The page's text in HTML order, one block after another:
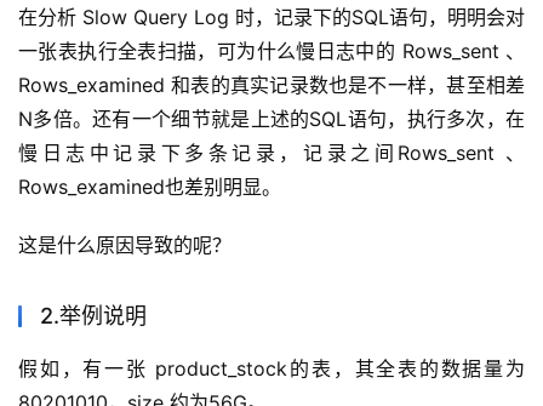
在分析 Slow Query Log 时，记录下的SQL语句，明明会对
一张表执行全表扫描，可为什么慢日志中的 Rows_sent 、
Rows_examined 和表的真实记录数也是不一样，甚至相差
N多倍。还有一个细节就是上述的SQL语句，执行多次，在
慢日志中记录下多条记录，记录之间Rows_sent 、
Rows_examined也差别明显。
这是什么原因导致的呢？
2.举例说明
假如，有一张 product_stock的表，其全表的数据量为